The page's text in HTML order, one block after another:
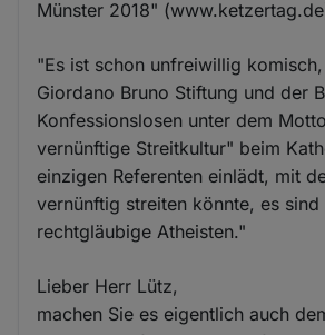
Münster 2018"
"Es ist schon unfreiwillig
Giordano Bruno Stiftung und der
Konfessionslosen unter dem
vernünftige Streitkultur" beim
einzigen Referenten einlädt, mit
vernünftig streiten könnte, es sind
rechtgläubige Atheisten."
Lieber Herr Lütz,
machen Sie es eigentlich auch